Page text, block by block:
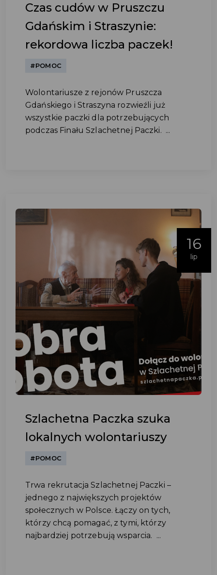
Czas cudów w Pruszczu
Gdańskim i Straszynie:
rekordowa liczba paczek!
#POMOC
Wolontariusze z rejonów Pruszcza
Gdańskiego i Straszyna rozwieźli już
wszystkie paczki dla potrzebujących
podczas Finału Szlachetnej Paczki. ...
16
lip
Szlachetna Paczka szuka
lokalnych wolontariuszy
#POMOC
Trwa rekrutacja Szlachetnej Paczki –
jednego z największych projektów
społecznych w Polsce. Łączy on tych,
którzy chcą pomagać, z tymi, którzy
najbardziej potrzebują wsparcia. ...